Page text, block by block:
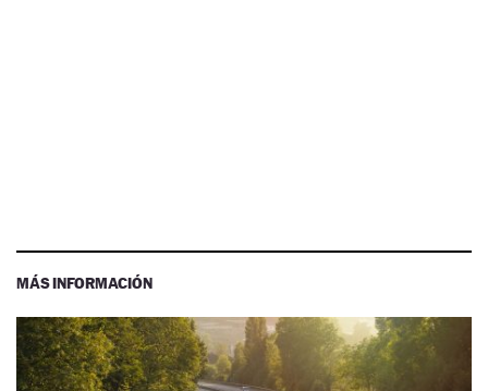
MÁS INFORMACIÓN